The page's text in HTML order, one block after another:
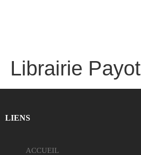
Librairie Payot
LIENS
ACCUEIL